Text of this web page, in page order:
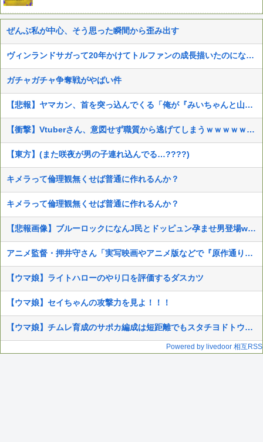
ぜんぶ私が中心、そう思った瞬間から歪み出す
ヴィンランドサガって20年かけてトルファンの成長描いたのになんか評価低くね？
ガチャガチャ争奪戦がやばい件
【悲報】ヤマカン、首を突っ込んでくる「俺が『みいちゃんと山田さん』のアニメ監督やりますよ？」
【衝撃】Vtuberさん、意図せず職質から逃げてしまうｗｗｗｗｗｗｗｗ
【東方】(また咲夜が男の子連れ込んでる…????)
キメラって倫理観無くせば普通に作れるんか？
キメラって倫理観無くせば普通に作れるんか？
【悲報画像】ブルーロックになんJ民とドッピュン孕ませ男登場www
アニメ監督・押井守さん「実写映画やアニメ版などで『原作通りでよかった』なんて感想はとんでもない無知蒙昧な思考」
【ウマ娘】ライトハローのやり口を評価するダスカツ
【ウマ娘】セイちゃんの攻撃力を見よ！！！
【ウマ娘】チムレ育成のサポカ編成は短距離でもスタチヨドトウを編成するってマジ！？ 根性サポカを編成していた意味…
Powered by livedoor 相互RSS